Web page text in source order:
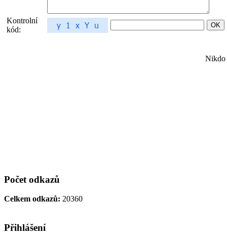
Kontrolní
kód:
Nikdo
Počet odkazů
Celkem odkazů: 20360
Přihlášení